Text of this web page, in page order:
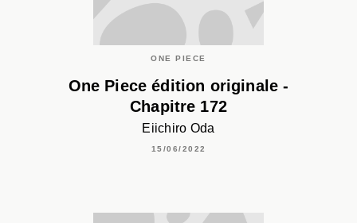
ONE PIECE
One Piece édition originale -
Chapitre 172
Eiichiro Oda
15/06/2022